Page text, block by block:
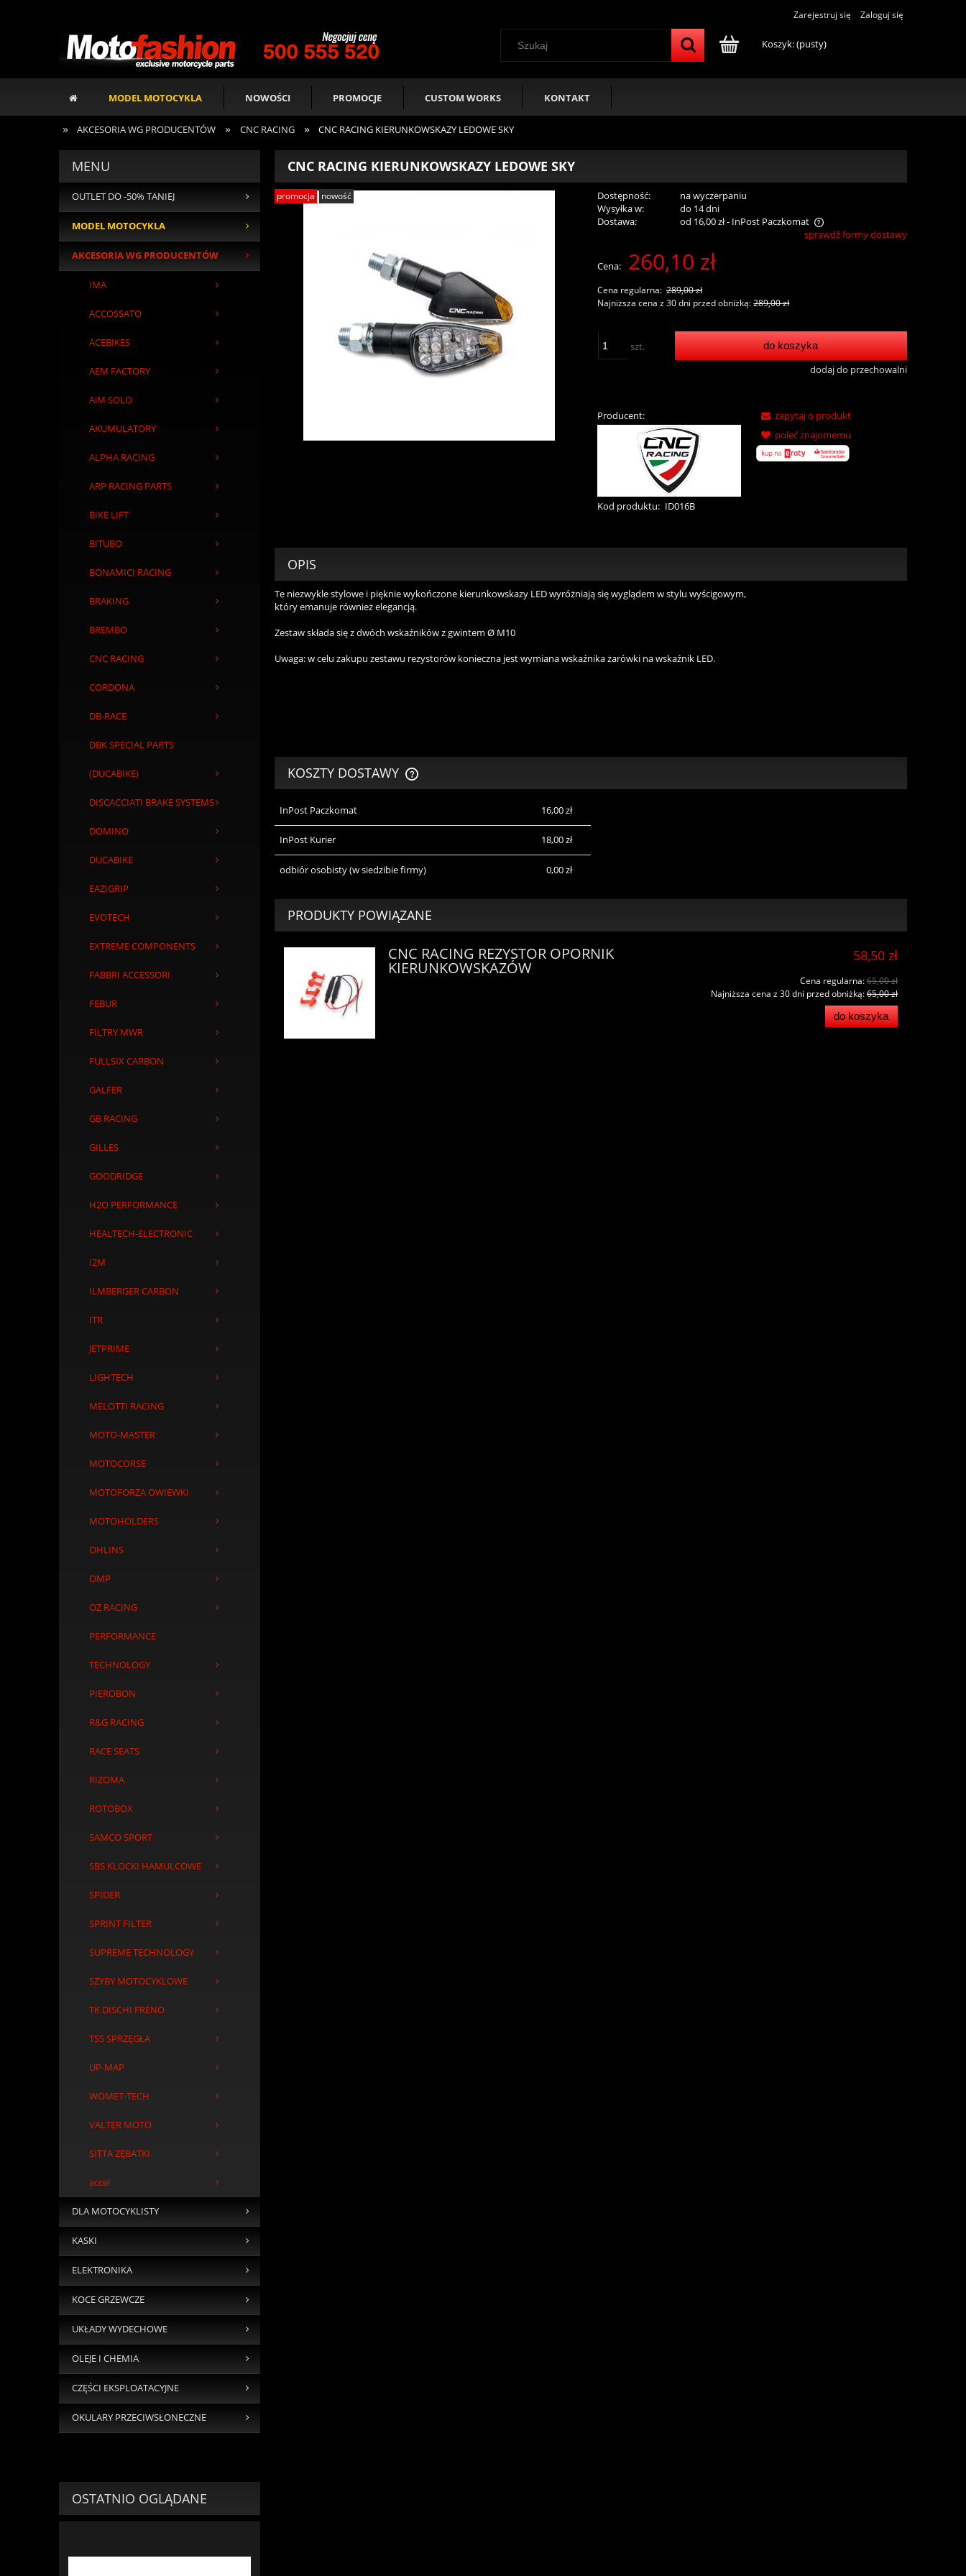
Zarejestruj się Zaloguj się
Koszyk:(pusty)
MODEL MOTOCYKLA NOWOŚCI PROMOCJE CUSTOM WORKS KONTAKT
» AKCESORIA WG PRODUCENTÓW » CNC RACING » CNC RACING KIERUNKOWSKAZY LEDOWE SKY
MENU
OUTLET DO -50% TANIEJ
MODEL MOTOCYKLA
AKCESORIA WG PRODUCENTÓW
IMA
ACCOSSATO
ACEBIKES
AEM FACTORY
AiM SOLO
AKUMULATORY
ALPHA RACING
ARP RACING PARTS
BIKE LIFT
BITUBO
BONAMICI RACING
BRAKING
BREMBO
CNC RACING
CORDONA
DB-RACE
DBK SPECIAL PARTS
(DUCABIKE)
DISCACCIATI BRAKE SYSTEMS
DOMINO
DUCABIKE
EAZIGRIP
EVOTECH
EXTREME COMPONENTS
FABBRI ACCESSORI
FEBUR
FILTRY MWR
FULLSIX CARBON
GALFER
GB RACING
GILLES
GOODRIDGE
H2O PERFORMANCE
HEALTECH-ELECTRONIC
I2M
ILMBERGER CARBON
ITR
JETPRIME
LIGHTECH
MELOTTI RACING
MOTO-MASTER
MOTOCORSE
MOTOFORZA OWIEWKI
MOTOHOLDERS
OHLINS
OMP
OZ RACING
PERFORMANCE
TECHNOLOGY
PIEROBON
R&G RACING
RACE SEATS
RIZOMA
ROTOBOX
SAMCO SPORT
SBS KLOCKI HAMULCOWE
SPIDER
SPRINT FILTER
SUPREME TECHNOLOGY
SZYBY MOTOCYKLOWE
TK DISCHI FRENO
TSS SPRZĘGŁA
UP-MAP
WOMET-TECH
VALTER MOTO
SITTA ZĘBATKI
accel
DLA MOTOCYKLISTY
KASKI
ELEKTRONIKA
KOCE GRZEWCZE
UKŁADY WYDECHOWE
OLEJE I CHEMIA
CZĘŚCI EKSPLOATACYJNE
OKULARY PRZECIWSŁONECZNE
OSTATNIO OGLĄDANE
CNC RACING KIERUNKOWSKAZY LEDOWE SKY
promocja nowość Dostępność:
na wyczerpaniu
Wysyłka w:
do 14 dni
Dostawa:
od 16,00 zł- InPost Paczkomat
Cena nie zawiera ewentualnych kosztów
płatności
sprawdź formy dostawy
Cena: 260,10 zł
Cena regularna: 289,00 zł
Najniższa cena z 30 dni przed obniżką:289,00 zł
szt. do koszyka
dodaj do przechowalni
Producent:
Kod produktu: ID016B
zapytaj o produkt
poleć znajomemu
OPIS
Te niezwykle stylowe i pięknie wykończone kierunkowskazy LED wyróżniają się wyglądem w stylu wyścigowym,
który emanuje również elegancją.
Zestaw składa się z dwóch wskaźników z gwintem Ø M10
Uwaga: w celu zakupu zestawu rezystorów konieczna jest wymiana wskaźnika żarówki na wskaźnik LED.
KOSZTY DOSTAWY
CENA NIE ZAWIERA EWENTUALNYCH
KOSZTÓW PŁATNOŚCI
InPost Paczkomat 16,00 zł
InPost Kurier 18,00 zł
odbiór osobisty(w siedzibie firmy) 0,00 zł
PRODUKTY POWIĄZANE
CNC RACING REZYSTOR OPORNIK
KIERUNKOWSKAZÓW
58,50 zł
Cena regularna:65,00 zł
Najniższa cena z 30 dni przed obniżką:65,00 zł
do koszyka